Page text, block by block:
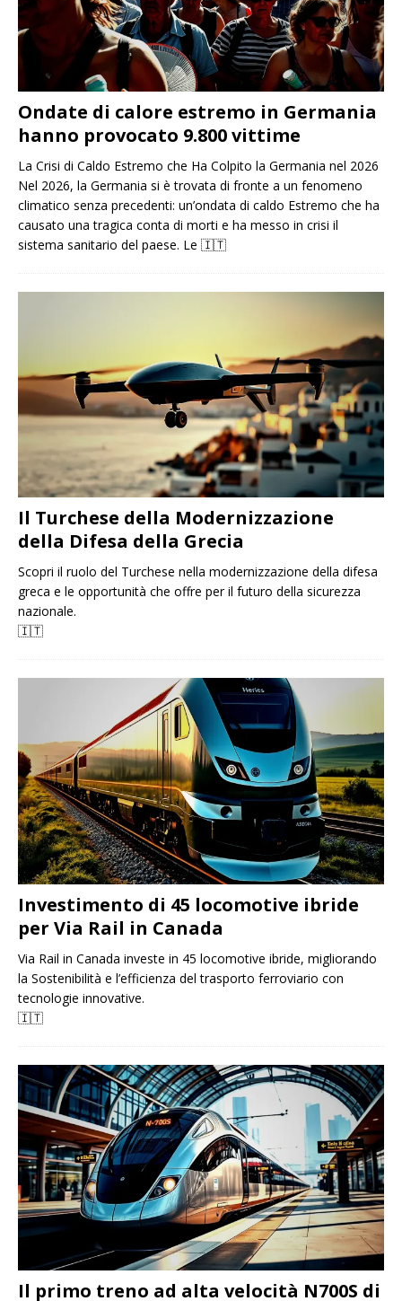
Ondate di calore estremo in Germania
hanno provocato 9.800 vittime
La Crisi di Caldo Estremo che Ha Colpito la Germania nel 2026
Nel 2026, la Germania si è trovata di fronte a un fenomeno
climatico senza precedenti: un’ondata di caldo Estremo che ha
causato una tragica conta di morti e ha messo in crisi il
sistema sanitario del paese. Le 🇮🇹
Il Turchese della Modernizzazione
della Difesa della Grecia
Scopri il ruolo del Turchese nella modernizzazione della difesa
greca e le opportunità che offre per il futuro della sicurezza
nazionale.
🇮🇹
Investimento di 45 locomotive ibride
per Via Rail in Canada
Via Rail in Canada investe in 45 locomotive ibride, migliorando
la Sostenibilità e l’efficienza del trasporto ferroviario con
tecnologie innovative.
🇮🇹
Il primo treno ad alta velocità N700S di